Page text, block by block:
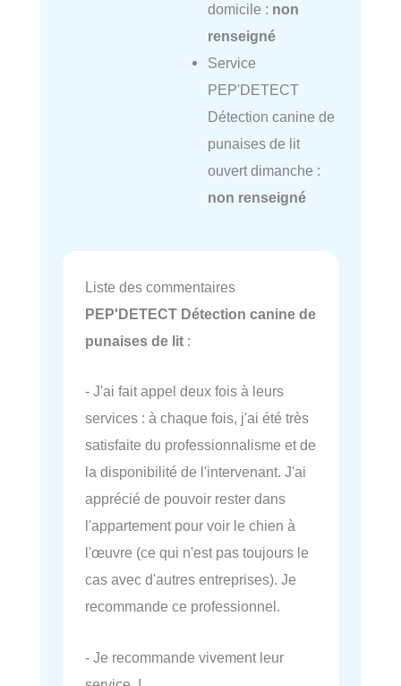
domicile : non
renseigné
Service
PEP'DETECT
Détection canine de
punaises de lit
ouvert dimanche :
non renseigné
Liste des commentaires
PEP'DETECT Détection canine de
punaises de lit :
- J'ai fait appel deux fois à leurs
services : à chaque fois, j'ai été très
satisfaite du professionnalisme et de
la disponibilité de l'intervenant. J'ai
apprécié de pouvoir rester dans
l'appartement pour voir le chien à
l'œuvre (ce qui n'est pas toujours le
cas avec d'autres entreprises). Je
recommande ce professionnel.
- Je recommande vivement leur